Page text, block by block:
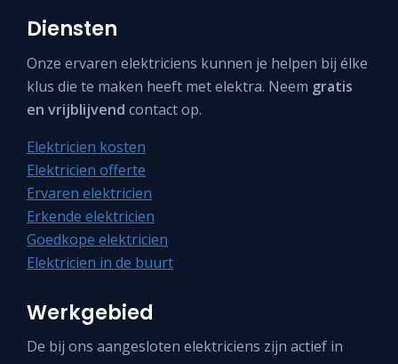
Diensten
Onze ervaren elektriciens kunnen je helpen bij élke
klus die te maken heeft met elektra. Neem gratis
en vrijblijvend contact op.
Elektricien kosten
Elektricien offerte
Ervaren elektricien
Erkende elektricien
Goedkope elektricien
Elektricien in de buurt
Werkgebied
De bij ons aangesloten elektriciens zijn actief in